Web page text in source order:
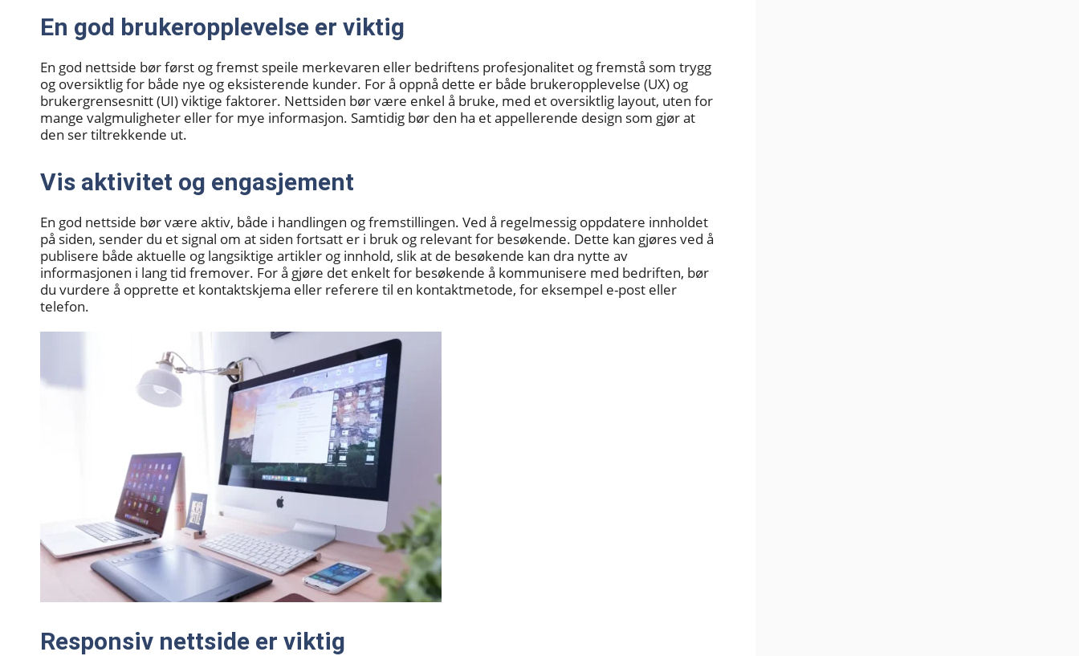
En god brukeropplevelse er viktig
En god nettside bør først og fremst speile merkevaren eller bedriftens profesjonalitet og fremstå som trygg
og oversiktlig for både nye og eksisterende kunder. For å oppnå dette er både brukeropplevelse (UX) og
brukergrensesnitt (UI) viktige faktorer. Nettsiden bør være enkel å bruke, med et oversiktlig layout, uten for
mange valgmuligheter eller for mye informasjon. Samtidig bør den ha et appellerende design som gjør at
den ser tiltrekkende ut.
Vis aktivitet og engasjement
En god nettside bør være aktiv, både i handlingen og fremstillingen. Ved å regelmessig oppdatere innholdet
på siden, sender du et signal om at siden fortsatt er i bruk og relevant for besøkende. Dette kan gjøres ved å
publisere både aktuelle og langsiktige artikler og innhold, slik at de besøkende kan dra nytte av
informasjonen i lang tid fremover. For å gjøre det enkelt for besøkende å kommunisere med bedriften, bør
du vurdere å opprette et kontaktskjema eller referere til en kontaktmetode, for eksempel e-post eller
telefon.
Responsiv nettside er viktig